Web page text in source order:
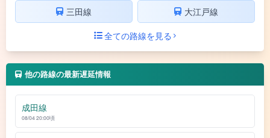
三田線
大江戸線
全ての路線を見る
他の路線の最新遅延情報
成田線
08/04 20:00頃